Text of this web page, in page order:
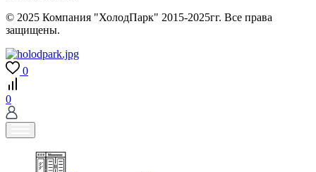
© 2025 Компания "ХолодПарк" 2015-2025гг. Все права
защищены.
0
0